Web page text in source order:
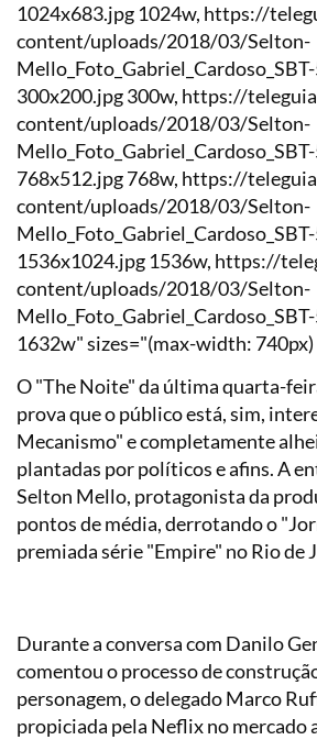
1024x683.jpg 1024w, https://
content/uploads/2018/03/Selton-
300x200.jpg 300w, https://
content/uploads/2018/03/Selton-
768x512.jpg 768w, https://
content/uploads/2018/03/Selton-
1536x1024.jpg 1536w, https://
content/uploads/2018/03/Selton-
1632w" sizes="(max-width:
O "The Noite" da última quarta-
prova que o público está, sim,
Mecanismo" e completamente
plantadas por políticos e afins. A
Selton Mello, protagonista da
pontos de média, derrotando o
premiada série "Empire" no Rio de
Durante a conversa com Danilo
comentou o processo de
personagem, o delegado Marco
propiciada pela Neflix no mercado